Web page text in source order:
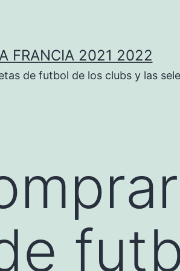
FRANCIA 2021 2022
de futbol de los clubs y las